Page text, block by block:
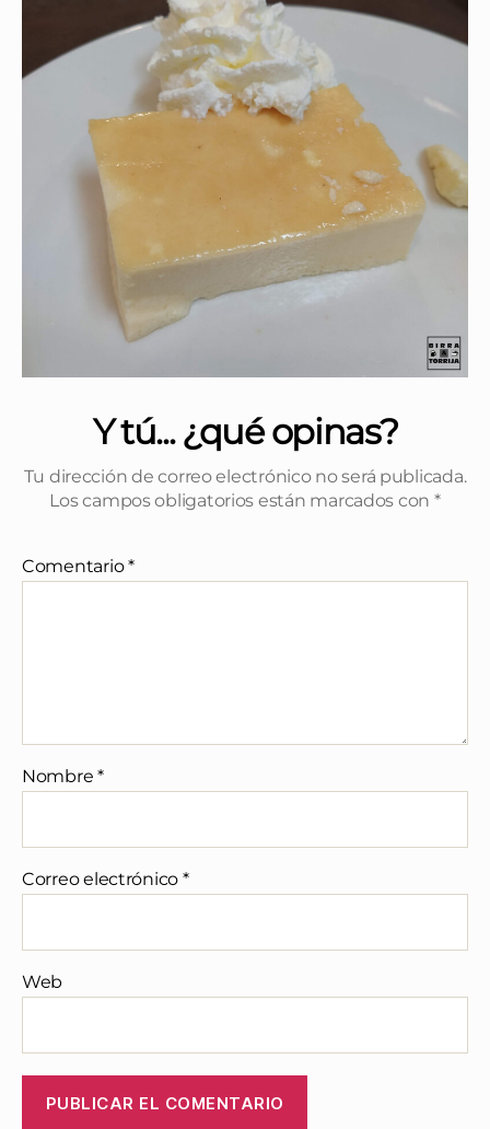
Y tú... ¿qué opinas?
Tu dirección de correo electrónico no será publicada.
Los campos obligatorios están marcados con *
Comentario*
Nombre*
Correo electrónico *
Web